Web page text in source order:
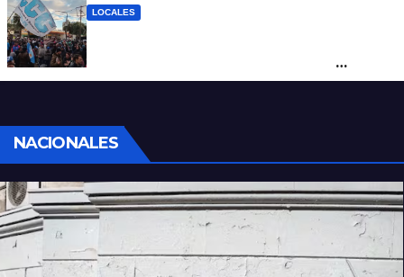
LOCALES
sociales y sindicales
NACIONALES